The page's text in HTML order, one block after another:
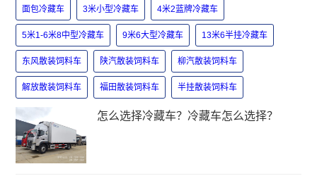
面包冷藏车 3米小型冷藏车 4米2蓝牌冷藏车
5米1-6米8中型冷藏车 9米6大型冷藏车 13米6半挂冷藏车
东风散装饲料车 陕汽散装饲料车 柳汽散装饲料车
解放散装饲料车 福田散装饲料车 半挂散装饲料车
怎么选择冷藏车？冷藏车怎么选择？